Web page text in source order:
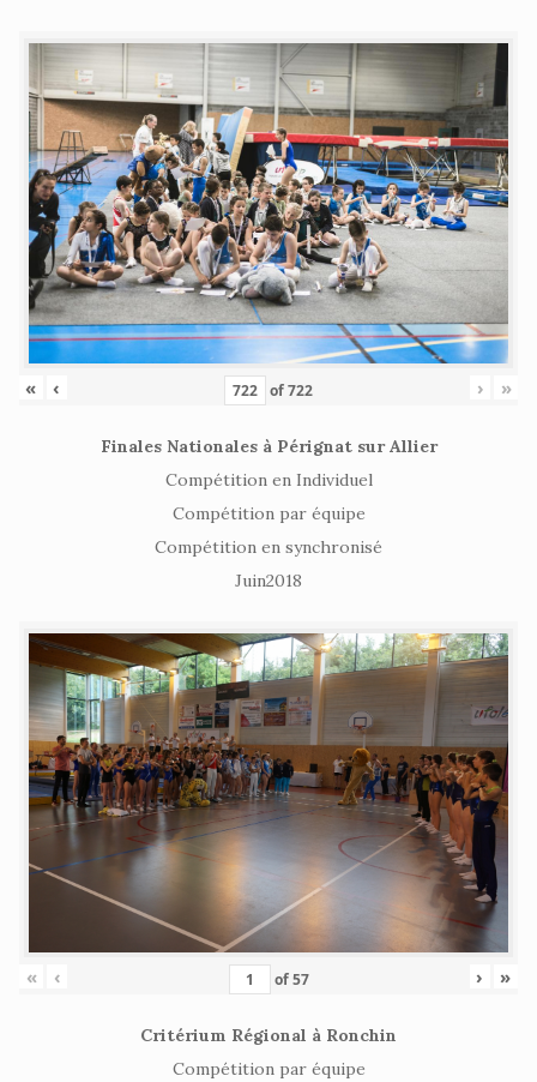
« ‹ of722 › »
Finales Nationales à Pérignat sur Allier
Compétition en Individuel
Compétition par équipe
Compétition en synchronisé
Juin2018
« ‹ of57 › »
Critérium Régional à Ronchin
Compétition par équipe